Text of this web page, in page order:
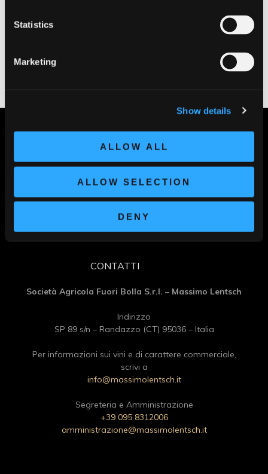
Statistics
Marketing
Show details
ALLOW ALL
ALLOW SELECTION
DENY
Vini
CONTATTI
Società Agricola Fuori Bolla S.r.l. – Massimo Lentsch
Indirizzo
SP 89 s/n – Randazzo (CT) 95036 – Italia
Per informazioni sui vini e di carattere commerciale,
scrivi a
info@massimolentsch.it
Segreteria e Amministrazione
+39 095 8312006
amministrazione@massimolentsch.it